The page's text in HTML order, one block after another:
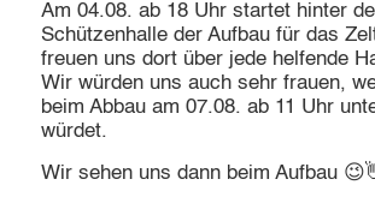
Am 04.08. ab 18 Uhr startet hinter
Schützenhalle der Aufbau für das
freuen uns dort über jede helfende
Wir würden uns auch sehr frauen,
beim Abbau am 07.08. ab 11 Uhr
würdet.
Wir sehen uns dann beim Aufbau